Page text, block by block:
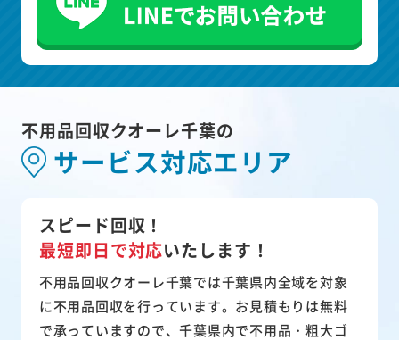
不用品回収クオーレ千葉の
サービス対応エリア
スピード回収！
最短即日で対応いたします！
不用品回収クオーレ千葉では千葉県内全域を対象
に不用品回収を行っています。お見積もりは無料
で承っていますので、千葉県内で不用品・粗大ゴ